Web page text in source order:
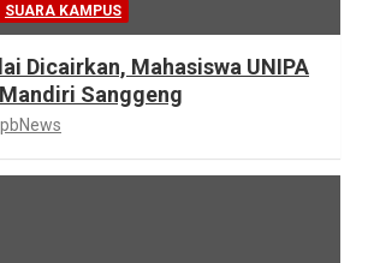
SUARA KAMPUS
Dicairkan, Mahasiswa UNIPA
Sanggeng